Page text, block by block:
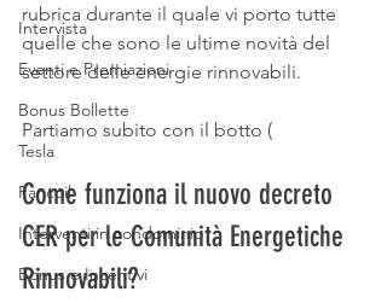
Intervista
Eventi e Premiazioni
Bonus Bollette
Tesla
Fancoil
Interventi in condominio
Bonus e Incentivi
rubrica durante il quale vi porto tutte
quelle che sono le ultime novità del
settore delle energie rinnovabili.
Partiamo subito con il botto (
Come funziona il nuovo decreto
CER per le Comunità Energetiche
Rinnovabili?